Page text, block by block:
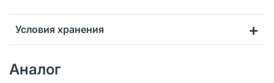
Условия хранения
Аналог